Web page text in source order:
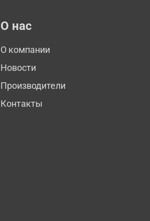
О нас
О компании
Новости
Производители
Контакты